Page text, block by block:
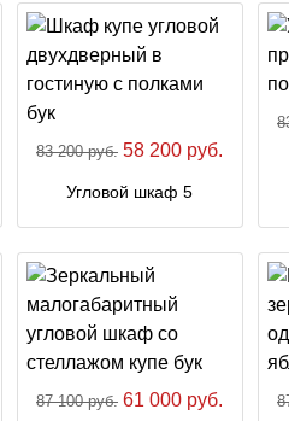
83 200 руб. 58 200 руб.
Угловой шкаф 5
87 100 руб. 61 000 руб.